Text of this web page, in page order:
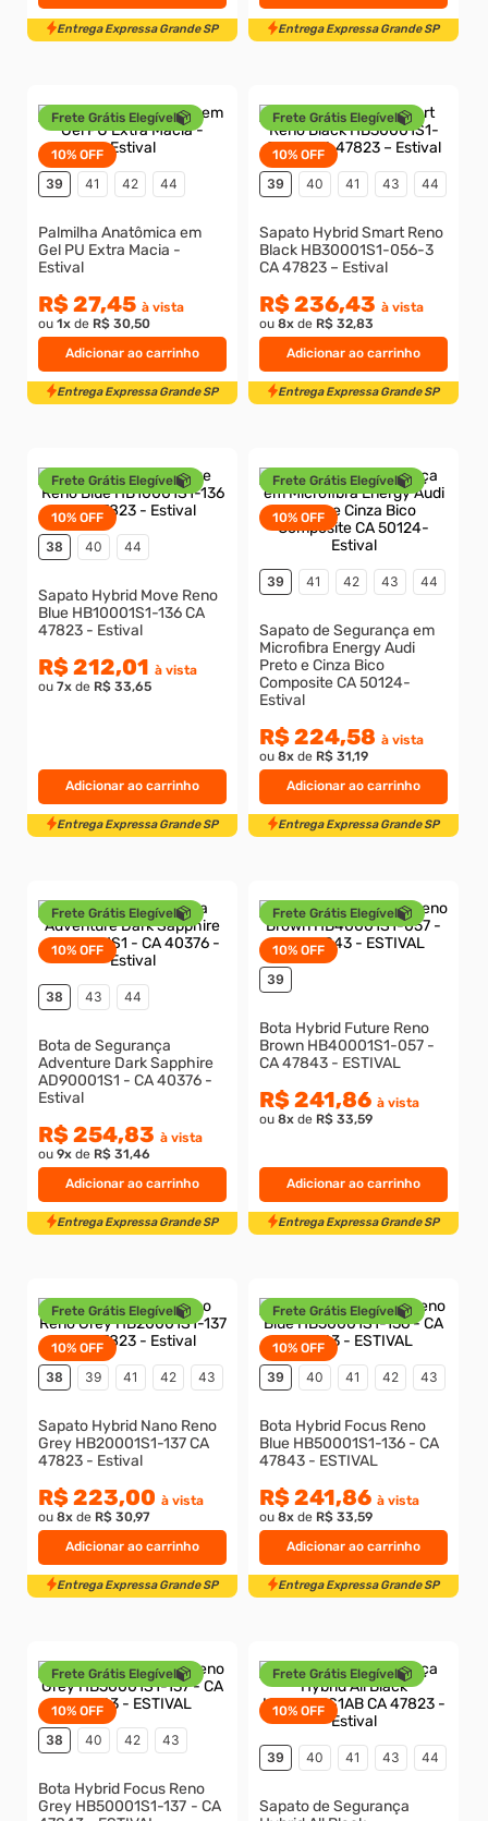
Entrega Expressa Grande SP Entrega Expressa Grande SP
Frete Grátis Elegível
10% OFF
Adicionar ao carrinho
39 41 42 44
Palmilha Anatômica em
Gel PU Extra Macia -
Estival
R$ 27,45 à vista
ou 1x de R$ 30,50
Entrega Expressa Grande SP
Frete Grátis Elegível
10% OFF
Adicionar ao carrinho
39 40 41 43 44
Sapato Hybrid Smart Reno
Black HB30001S1-056-3
CA 47823 – Estival
R$ 236,43 à vista
ou 8x de R$ 32,83
Frete Grátis Elegível
10% OFF
Adicionar ao carrinho
38 40 44
Sapato Hybrid Move Reno
Blue HB10001S1-136 CA
47823 - Estival
R$ 212,01 à vista
ou 7x de R$ 33,65
Entrega Expressa Grande SP
Frete Grátis Elegível
10% OFF
Adicionar ao carrinho
39 41 42 43 44
Sapato de Segurança em
Microfibra Energy Audi
Preto e Cinza Bico
Composite CA 50124-
Estival
R$ 224,58 à vista
ou 8x de R$ 31,19
Entrega Expressa Grande SP
Frete Grátis Elegível
10% OFF
Adicionar ao carrinho
38 43 44
Bota de Segurança
Adventure Dark Sapphire
AD90001S1 - CA 40376 -
Estival
R$ 254,83 à vista
ou 9x de R$ 31,46
Frete Grátis Elegível
10% OFF
Adicionar ao carrinho
39
Bota Hybrid Future Reno
Brown HB40001S1-057 -
CA 47843 - ESTIVAL
R$ 241,86 à vista
ou 8x de R$ 33,59
Frete Grátis Elegível
10% OFF
Adicionar ao carrinho
38 39 41 42 43
Sapato Hybrid Nano Reno
Grey HB20001S1-137 CA
47823 - Estival
R$ 223,00 à vista
ou 8x de R$ 30,97
Frete Grátis Elegível
10% OFF
Adicionar ao carrinho
39 40 41 42 43
Bota Hybrid Focus Reno
Blue HB50001S1-136 - CA
47843 - ESTIVAL
R$ 241,86 à vista
ou 8x de R$ 33,59
Frete Grátis Elegível
10% OFF
38 40 42 43
Bota Hybrid Focus Reno
Grey HB50001S1-137 - CA
Frete Grátis Elegível
10% OFF
39 40 41 43 44
Sapato de Segurança